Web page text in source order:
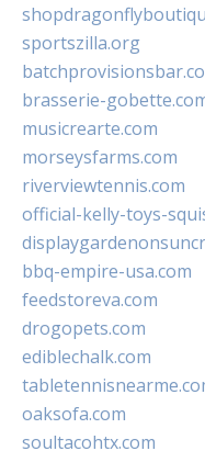
sportszilla.org
brasserie-
musicrearte.com
morseysfarms.com
riverviewtennis.com
official-kelly-toys-
bbq-empire-usa.com
feedstoreva.com
drogopets.com
ediblechalk.com
oaksofa.com
soultacohtx.com